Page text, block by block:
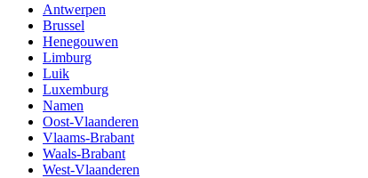
Antwerpen
Brussel
Henegouwen
Limburg
Luik
Luxemburg
Namen
Oost-Vlaanderen
Vlaams-Brabant
Waals-Brabant
West-Vlaanderen